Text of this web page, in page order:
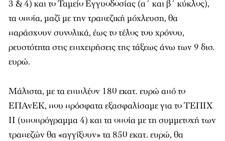
3 & 4) και το Ταμείο Εγγυοδοσίας (α΄ και β΄ κύκλος),
τα οποία, μαζί με την τραπεζική μόχλευση, θα
παράσχουν συνολικά, έως το τέλος του χρόνου,
ρευστότητα στις επιχειρήσεις της τάξεως άνω των 9 δισ.
ευρώ.
Μάλιστα, με τα επιπλέον 180 εκατ. ευρώ από το
ΕΠΑνΕΚ, που πρόσφατα εξασφαλίσαμε για το ΤΕΠΙΧ
ΙΙ (υποπρόγραμμα 4) και τα οποία με τη συμμετοχή των
τραπεζών θα «αγγίξουν» τα 850 εκατ. ευρώ, θα